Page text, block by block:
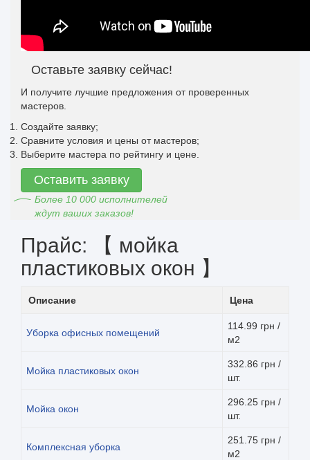
Оставьте заявку сейчас!
И получите лучшие предложения от проверенных
мастеров.
Создайте заявку;
Сравните условия и цены от мастеров;
Выберите мастера по рейтингу и цене.
Оставить заявку
Более 10 000 исполнителей
ждут ваших заказов!
Прайс: 【 мойка
пластиковых окон 】
Описание Цена
Уборка офисных помещений
114.99 грн /
м2
Мойка пластиковых окон
332.86 грн /
шт.
Мойка окон
296.25 грн /
шт.
Комплексная уборка
251.75 грн /
м2